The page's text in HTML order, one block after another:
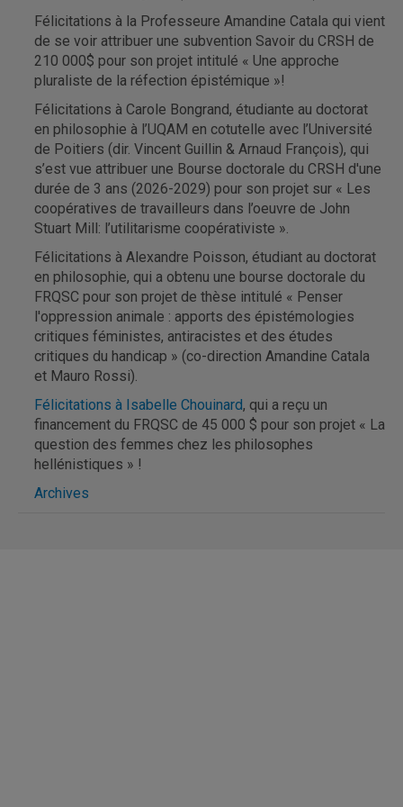
Félicitations à la Professeure Amandine Catala qui vient
de se voir attribuer une subvention Savoir du CRSH de
210 000$ pour son projet intitulé « Une approche
pluraliste de la réfection épistémique »!
Félicitations à Carole Bongrand, étudiante au doctorat
en philosophie à l’UQAM en cotutelle avec l’Université
de Poitiers (dir. Vincent Guillin & Arnaud François), qui
s’est vue attribuer une Bourse doctorale du CRSH d'une
durée de 3 ans (2026-2029) pour son projet sur « Les
coopératives de travailleurs dans l’oeuvre de John
Stuart Mill: l’utilitarisme coopérativiste ».
Félicitations à Alexandre Poisson, étudiant au doctorat
en philosophie, qui a obtenu une bourse doctorale du
FRQSC pour son projet de thèse intitulé « Penser
l'oppression animale : apports des épistémologies
critiques féministes, antiracistes et des études
critiques du handicap » (co-direction Amandine Catala
et Mauro Rossi).
Félicitations à Isabelle Chouinard, qui a reçu un
financement du FRQSC de 45 000 $ pour son projet « La
question des femmes chez les philosophes
hellénistiques » !
Archives